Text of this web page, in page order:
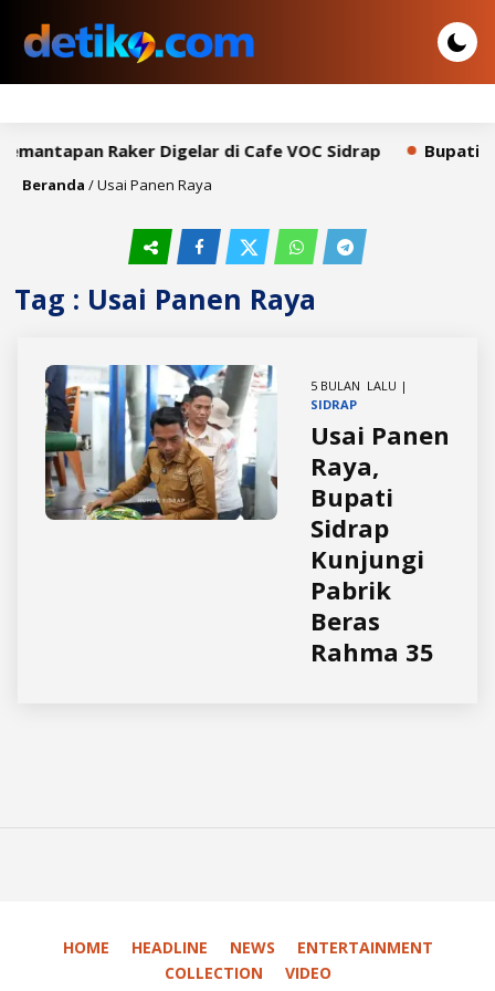
Raker Digelar di Cafe VOC Sidrap Bupati
Beranda /Usai Panen Raya
Tag : Usai Panen Raya
5 BULAN LALU |
SIDRAP
Usai Panen
Raya,
Bupati
Sidrap
Kunjungi
Pabrik
Beras
Rahma 35
HOME HEADLINE NEWS
ENTERTAINMENT
COLLECTION
VIDEO